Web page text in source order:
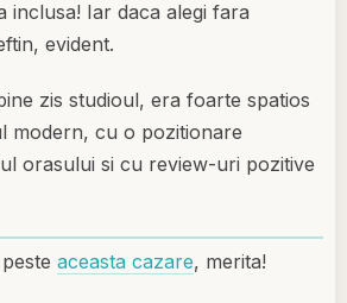
inclusa! Iar daca alegi fara
evident.
zis studioul, era foarte spatios
modern, cu o pozitionare
orasului si cu review-uri pozitive
aceasta cazare, merita!